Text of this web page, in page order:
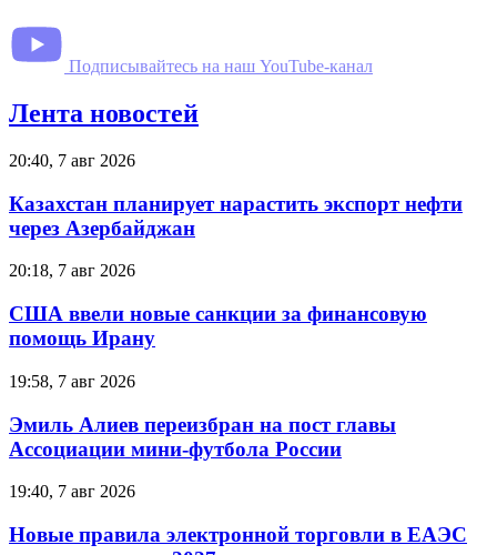
Подписывайтесь на наш YouTube-канал
Лента новостей
20:40, 7 авг 2026
Казахстан планирует нарастить экспорт нефти
через Азербайджан
20:18, 7 авг 2026
США ввели новые санкции за финансовую
помощь Ирану
19:58, 7 авг 2026
Эмиль Алиев переизбран на пост главы
Ассоциации мини-футбола России
19:40, 7 авг 2026
Новые правила электронной торговли в ЕАЭС